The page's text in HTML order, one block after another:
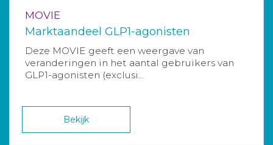
MOVIE
Marktaandeel GLP1-agonisten
Deze MOVIE geeft een weergave van
veranderingen in het aantal gebruikers van
GLP1-agonisten (exclusi...
Bekijk